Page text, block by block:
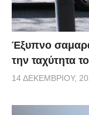
Έξυπνο
την ταχύτητα
14 ΔΕΚΕΜΒΡΊΟΥ,